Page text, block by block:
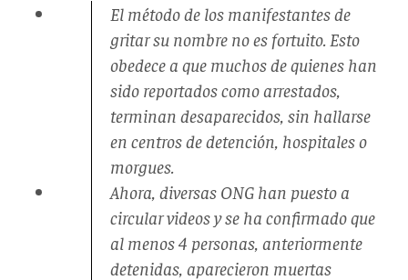
El método de los manifestantes de
gritar su nombre no es fortuito. Esto
obedece a que muchos de quienes han
sido reportados como arrestados,
terminan desaparecidos, sin hallarse
en centros de detención, hospitales o
morgues.
Ahora, diversas ONG han puesto a
circular videos y se ha confirmado que
al menos 4 personas, anteriormente
detenidas, aparecieron muertas